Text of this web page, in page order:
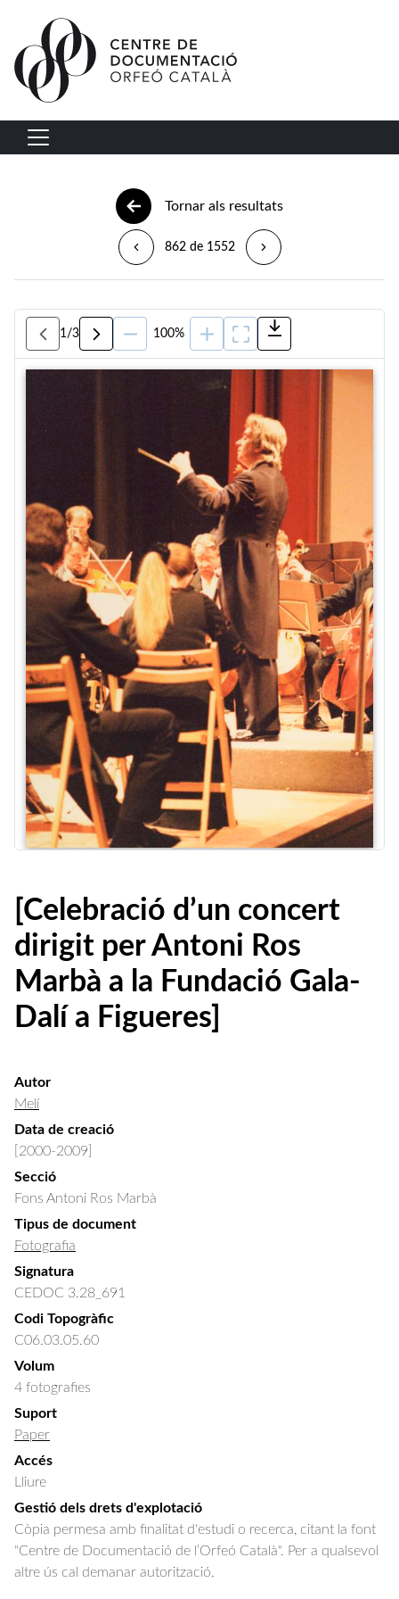
Vés al contingut
Navegació principal
Tornar als resultats
862 de 1552
1 /3 100%
[Celebració d’un concert
dirigit per Antoni Ros
Marbà a la Fundació Gala-
Dalí a Figueres]
Autor
Melí
Data de creació
[2000-2009]
Secció
Fons Antoni Ros Marbà
Tipus de document
Fotografia
Signatura
CEDOC 3.28_691
Codi Topogràfic
C06.03.05.60
Volum
4 fotografies
Suport
Paper
Accés
Lliure
Gestió dels drets d'explotació
Còpia permesa amb finalitat d'estudi o recerca, citant la font
"Centre de Documentació de l’Orfeó Català". Per a qualsevol
altre ús cal demanar autorització.